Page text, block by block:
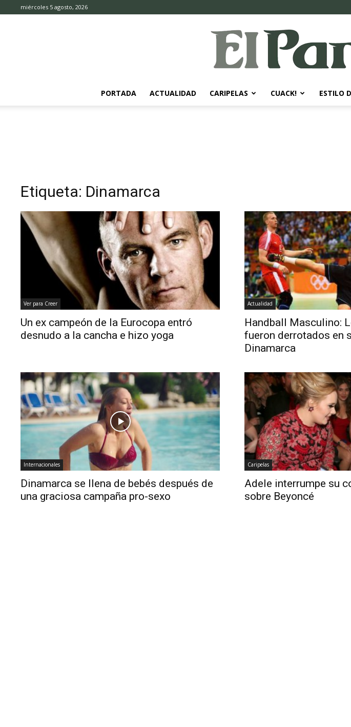
miércoles 5 agosto, 2026
PORTADA ACTUALIDAD CARIPELAS CUACK! ESTILO
Etiqueta: Dinamarca
Ver para Creer
Un ex campeón de la Eurocopa entró
desnudo a la cancha e hizo yoga
Actualidad
Handball Masculino:
fueron derrotados en
Dinamarca
Internacionales
Dinamarca se llena de bebés después de
una graciosa campaña pro-sexo
Caripelas
Adele interrumpe su
sobre Beyoncé